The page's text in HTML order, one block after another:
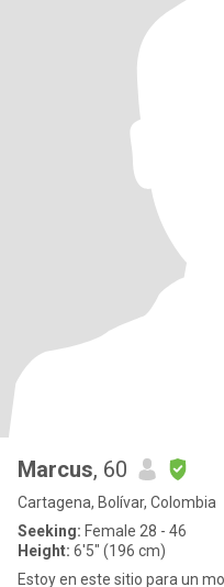
Marcus, 60
Cartagena, Bolívar, Colombia
Seeking: Female 28 - 46
Height: 6'5" (196 cm)
Estoy en este sitio para un